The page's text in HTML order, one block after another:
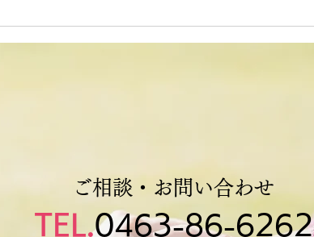
デイサービス 献立表
ご相談・お問い合わせ
TEL.0463-86-6262